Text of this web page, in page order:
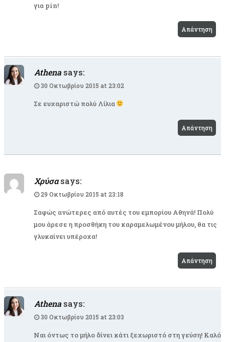
για pin!
Απάντηση
Athena says:
30 Οκτωβρίου 2015 at 23:02
Σε ευχαριστώ πολύ Λίλια
Απάντηση
Χρύσα says:
29 Οκτωβρίου 2015 at 23:18
Σαφώς ανώτερες από αυτές του εμπορίου Αθηνά! Πολύ
μου άρεσε η προσθήκη του καραμελωμένου μήλου, θα τις
γλυκαίνει υπέροχα!
Απάντηση
Athena says:
30 Οκτωβρίου 2015 at 23:03
Ναι όντως το μήλο δίνει κάτι ξεχωριστό στη γεύση! Καλό